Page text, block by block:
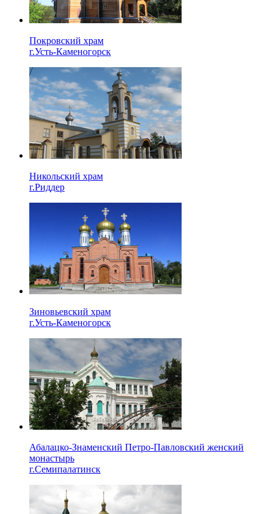
Покровский храм
г.Усть-Каменогорск
Никольский храм
г.Риддер
Зиновьевский храм
г.Усть-Каменогорск
Абалацко-Знаменский Петро-Павловский женский
монастырь
г.Семипалатинск